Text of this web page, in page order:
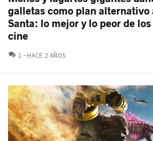
galletas como plan alternativo
Santa: lo mejor y lo peor de
cine
1 COMENTARIOS
HACE 2 AÑOS